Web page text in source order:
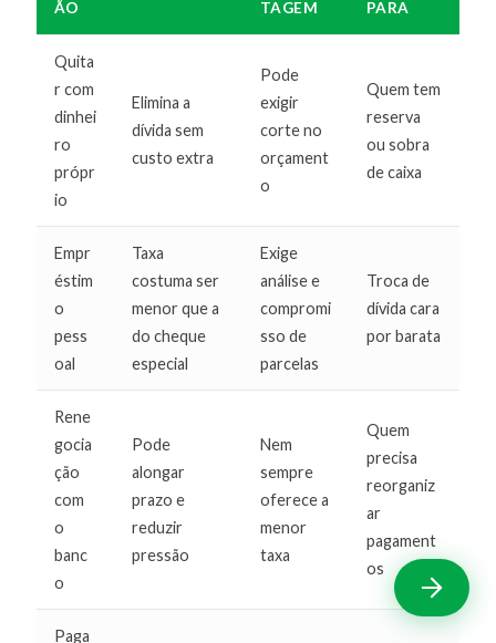
ÃO
TAGEM
PARA
Quita
r com
dinhei
ro
própr
io
Elimina a
dívida sem
custo extra
Pode
exigir
corte no
orçament
o
Quem tem
reserva
ou sobra
de caixa
Empr
éstim
o
pess
oal
Taxa
costuma ser
menor que a
do cheque
especial
Exige
análise e
compromi
sso de
parcelas
Troca de
dívida cara
por barata
Rene
gocia
ção
com
o
banc
o
Pode
alongar
prazo e
reduzir
pressão
Nem
sempre
oferece a
menor
taxa
Quem
precisa
reorganiz
ar
pagament
os
Paga